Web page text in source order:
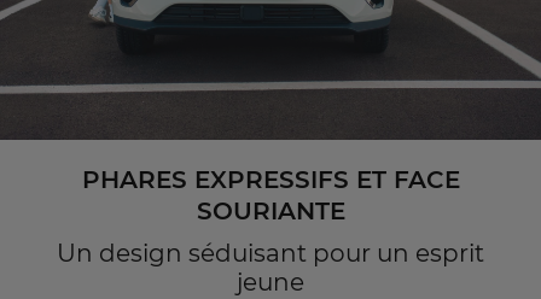
PHARES EXPRESSIFS ET FACE
SOURIANTE
Un design séduisant pour un esprit
jeune